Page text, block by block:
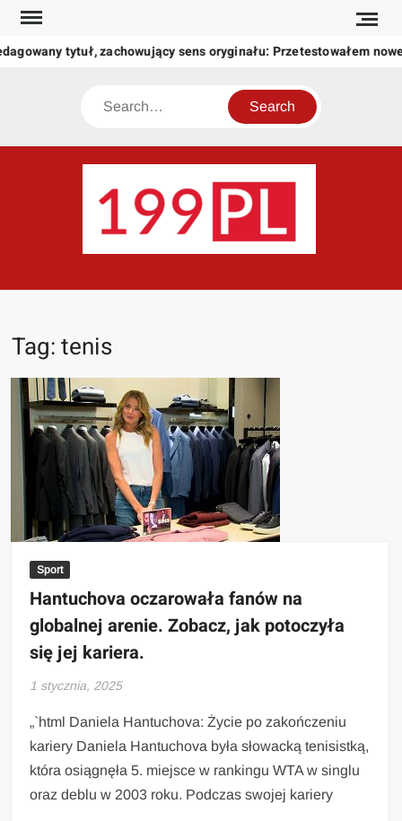
Skip
contenttytuł, zachowujący sens oryginału: Przetestowałem
Search
świat
Tag:tenis
Sport
Hantuchova oczarowała fanów na
globalnej arenie. Zobacz, jak potoczyła
się jej kariera.
1 stycznia, 2025
„`html Daniela Hantuchova: Życie po zakończeniu
kariery Daniela Hantuchova była słowacką tenisistką,
która osiągnęła 5. miejsce w rankingu WTA w singlu
oraz deblu w 2003 roku. Podczas swojej kariery